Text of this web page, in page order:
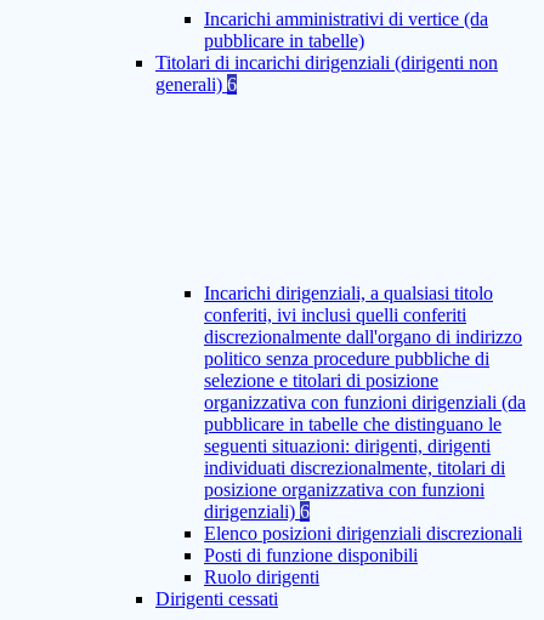
Incarichi amministrativi di vertice (da
pubblicare in tabelle)
Titolari di incarichi dirigenziali (dirigenti non
generali) 6
Incarichi dirigenziali, a qualsiasi titolo
conferiti, ivi inclusi quelli conferiti
discrezionalmente dall'organo di indirizzo
politico senza procedure pubbliche di
selezione e titolari di posizione
organizzativa con funzioni dirigenziali (da
pubblicare in tabelle che distinguano le
seguenti situazioni: dirigenti, dirigenti
individuati discrezionalmente, titolari di
posizione organizzativa con funzioni
dirigenziali) 6
Elenco posizioni dirigenziali discrezionali
Posti di funzione disponibili
Ruolo dirigenti
Dirigenti cessati